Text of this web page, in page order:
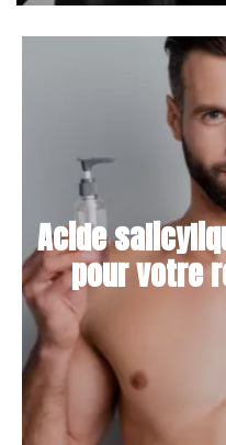
Acide
pour votre